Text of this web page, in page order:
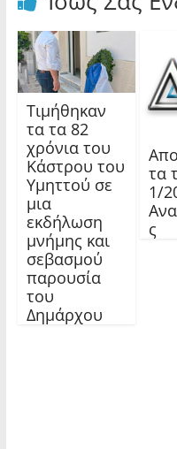
Τιμήθηκαν
τα τα 82
χρόνια του
Κάστρου του
Υμηττού σε
μια
εκδήλωση
μνήμης και
σεβασμού
παρουσία
του
Δημάρχου
τα
1/
ς